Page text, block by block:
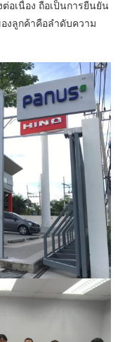
อเนื่อง ถือเป็นการยืนยัน
องลูกค้าคือลำดับความ